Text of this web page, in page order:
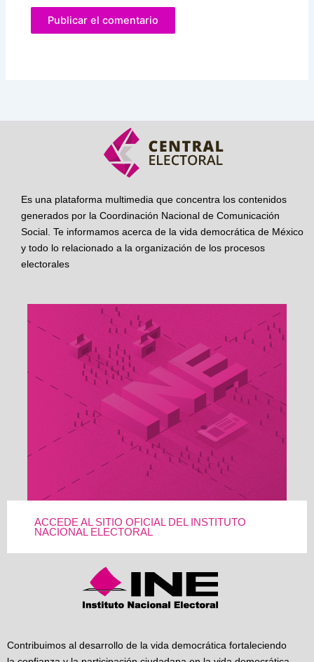
Es una plataforma multimedia que concentra los contenidos
generados por la Coordinación Nacional de Comunicación
Social. Te informamos acerca de la vida democrática de México
y todo lo relacionado a la organización de los procesos
electorales
ACCEDE AL SITIO OFICIAL DEL INSTITUTO
NACIONAL ELECTORAL
Contribuimos al desarrollo de la vida democrática fortaleciendo